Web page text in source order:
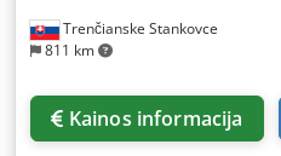
Trenčianske Stankovce
811 km
Kainos informacija